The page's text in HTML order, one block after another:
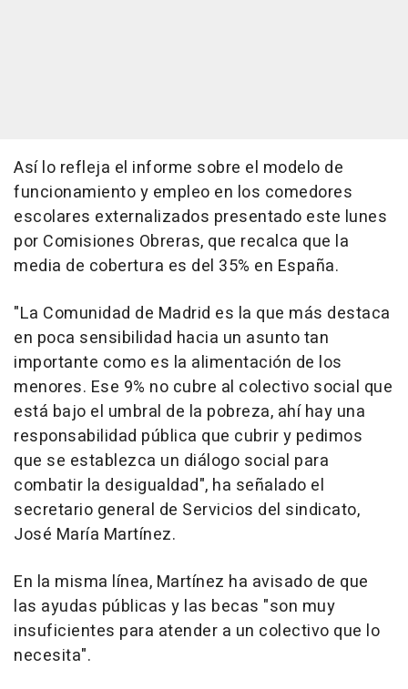
Así lo refleja el informe sobre el modelo de
funcionamiento y empleo en los comedores
escolares externalizados presentado este lunes
por Comisiones Obreras, que recalca que la
media de cobertura es del 35% en España.
"La Comunidad de Madrid es la que más destaca
en poca sensibilidad hacia un asunto tan
importante como es la alimentación de los
menores. Ese 9% no cubre al colectivo social que
está bajo el umbral de la pobreza, ahí hay una
responsabilidad pública que cubrir y pedimos
que se establezca un diálogo social para
combatir la desigualdad", ha señalado el
secretario general de Servicios del sindicato,
José María Martínez.
En la misma línea, Martínez ha avisado de que
las ayudas públicas y las becas "son muy
insuficientes para atender a un colectivo que lo
necesita".